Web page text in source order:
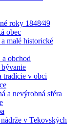
roky 1848⁄49
obec
malé historické
a obchod
tradície v obci
a nevýrobná sféra
v Tekovských